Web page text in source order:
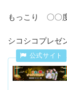
もっこり 〇〇
シコシコプレゼ